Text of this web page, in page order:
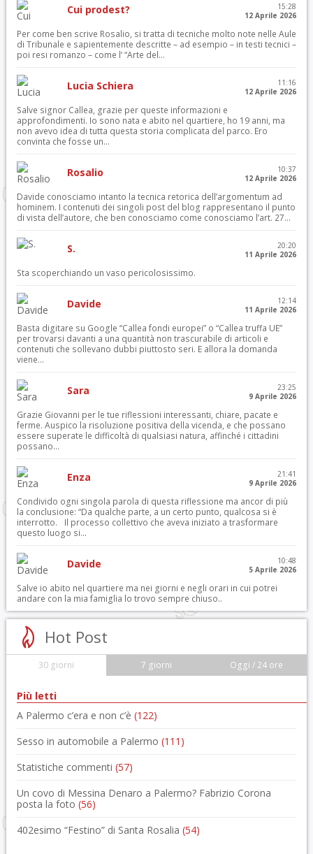
Cui prodest?
15:28
12 Aprile 2026
Per come ben scrive Rosalio, si tratta di tecniche molto note nelle Aule
di Tribunale e sapientemente descritte – ad esempio – in testi tecnici –
poi resi romanzo – come l’ “Arte del...
Lucia Schiera
11:16
12 Aprile 2026
Salve signor Callea, grazie per queste informazioni e
approfondimenti. Io sono nata e abito nel quartiere, ho 19 anni, ma
non avevo idea di tutta questa storia complicata del parco. Ero
convinta che fosse un...
Rosalio
10:37
12 Aprile 2026
Davide conosciamo intanto la tecnica retorica dell’argomentum ad
hominem. I contenuti dei singoli post del blog rappresentano il punto
di vista dell’autore, che ben conosciamo come conosciamo l’art. 27...
S.
20:20
11 Aprile 2026
Sta scoperchiando un vaso pericolosissimo.
Davide
12:14
11 Aprile 2026
Basta digitare su Google “Callea fondi europei” o “Callea truffa UE”
per trovarsi davanti a una quantità non trascurabile di articoli e
contenuti che sollevano dubbi piuttosto seri. E allora la domanda
viene...
Sara
23:25
9 Aprile 2026
Grazie Giovanni per le tue riflessioni interessanti, chiare, pacate e
ferme. Auspico la risoluzione positiva della vicenda, e che possano
essere superate le difficoltà di qualsiasi natura, affinché i cittadini
possano...
Enza
21:41
9 Aprile 2026
Condivido ogni singola parola di questa riflessione ma ancor di più
la conclusione: “Da qualche parte, a un certo punto, qualcosa si è
interrotto. Il processo collettivo che aveva iniziato a trasformare
questo luogo si...
Davide
10:48
5 Aprile 2026
Salve io abito nel quartiere ma nei giorni e negli orari in cui potrei
andare con la mia famiglia lo trovo sempre chiuso..
Hot Post
30 giorni 7 giorni Oggi / 24 ore
Più letti
A Palermo c’era e non c’è (122)
Sesso in automobile a Palermo (111)
Statistiche commenti (57)
Un covo di Messina Denaro a Palermo? Fabrizio Corona
posta la foto (56)
402esimo “Festino” di Santa Rosalia (54)